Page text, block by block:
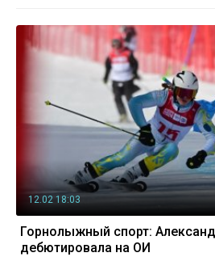
12.02 18:03
Горнолыжный спорт:
дебютировала на ОИ